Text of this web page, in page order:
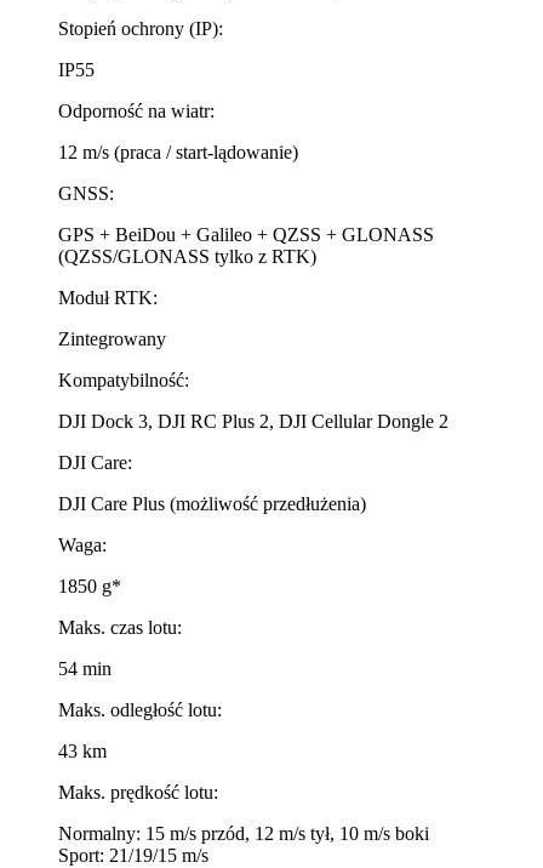
Stopień ochrony (IP):
IP55
Odporność na wiatr:
12 m/s (praca / start-lądowanie)
GNSS:
GPS + BeiDou + Galileo + QZSS + GLONASS
(QZSS/GLONASS tylko z RTK)
Moduł RTK:
Zintegrowany
Kompatybilność:
DJI Dock 3, DJI RC Plus 2, DJI Cellular Dongle 2
DJI Care:
DJI Care Plus (możliwość przedłużenia)
Waga:
1850 g*
Maks. czas lotu:
54 min
Maks. odległość lotu:
43 km
Maks. prędkość lotu:
Normalny: 15 m/s przód, 12 m/s tył, 10 m/s boki
Sport: 21/19/15 m/s